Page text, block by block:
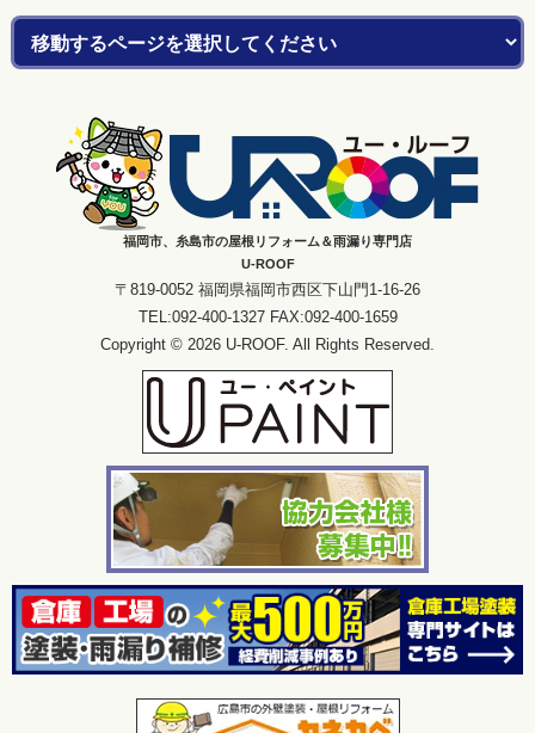
福岡市、糸島市の屋根リフォーム＆雨漏り専門店
U-ROOF
〒819-0052 福岡県福岡市西区下山門1-16-26
TEL:092-400-1327 FAX:092-400-1659
Copyright © 2026 U-ROOF. All Rights Reserved.